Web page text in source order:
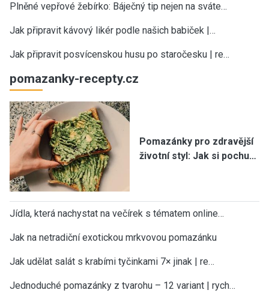
Plněné vepřové žebírko: Báječný tip nejen na sváte…
Jak připravit kávový likér podle našich babiček |…
Jak připravit posvícenskou husu po staročesku | re…
pomazanky-recepty.cz
Pomazánky pro zdravější
životní styl: Jak si pochu…
Jídla, která nachystat na večírek s tématem online…
Jak na netradiční exotickou mrkvovou pomazánku
Jak udělat salát s krabími tyčinkami 7× jinak | re…
Jednoduché pomazánky z tvarohu – 12 variant | rych…